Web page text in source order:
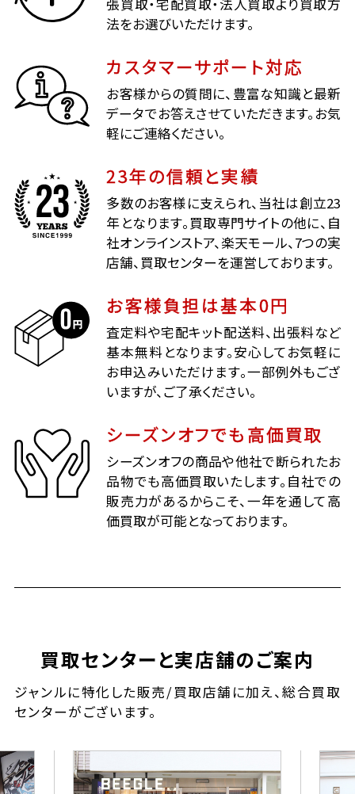
張買取・宅配買取・法人買取より買取方
法をお選びいただけます。
カスタマーサポート対応
お客様からの質問に、豊富な知識と最新
データでお答えさせていただきます。お気
軽にご連絡ください。
23年の信頼と実績
多数のお客様に支えられ、当社は創立23
年となります。買取専門サイトの他に、自
社オンラインストア、楽天モール、7つの実
店舗、買取センターを運営しております。
お客様負担は基本0円
査定料や宅配キット配送料、出張料など
基本無料となります。安心してお気軽に
お申込みいただけます。一部例外もござ
いますが、ご了承ください。
シーズンオフでも高価買取
シーズンオフの商品や他社で断られたお
品物でも高価買取いたします。自社での
販売力があるからこそ、一年を通して高
価買取が可能となっております。
買取センターと実店舗のご案内
ジャンルに特化した販売/買取店舗に加え、総合買取
センターがございます。